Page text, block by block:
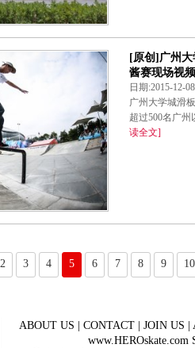
[原创]广州
酱赛现场视频
日期:2015-
广州大学城滑
超过500名广
读全文]
2 3 4 5 6 7 8 9 10
ABOUT US CONTACT JOIN US
www.HEROskate.com